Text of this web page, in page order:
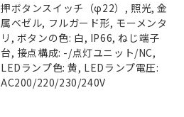
押ボタンスイッチ（φ22）, 照光, 金
属ベゼル, フルガード形, モーメンタ
リ, ボタンの色: 白, IP66, ねじ端子
台, 接点構成: -/点灯ユニット/NC,
LEDランプ色: 黄, LEDランプ電圧:
AC200/220/230/240V